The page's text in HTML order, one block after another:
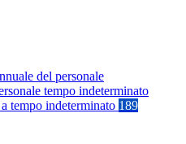
del personale
tempo indeterminato
tempo indeterminato 189